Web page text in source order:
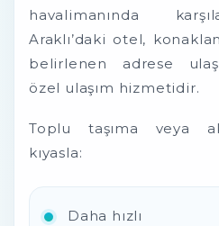
havalimanında
Araklı’daki otel,
belirlenen adrese
özel ulaşım hizmetidir.
Toplu taşıma veya
kıyasla:
Daha hızlı